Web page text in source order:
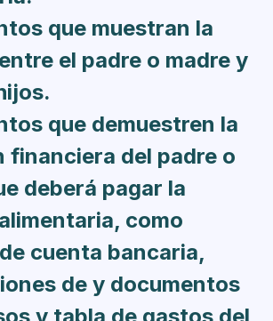
que muestran la
el padre o madre y
que demuestren la
financiera del padre o
deberá pagar la
como
cuenta bancaria,
de y documentos